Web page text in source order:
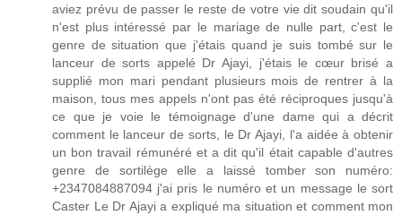
aviez prévu de passer le reste de votre vie dit soudain qu'il
n'est plus intéressé par le mariage de nulle part, c'est le
genre de situation que j'étais quand je suis tombé sur le
lanceur de sorts appelé Dr Ajayi, j'étais le cœur brisé a
supplié mon mari pendant plusieurs mois de rentrer à la
maison, tous mes appels n'ont pas été réciproques jusqu'à
ce que je voie le témoignage d'une dame qui a décrit
comment le lanceur de sorts, le Dr Ajayi, l'a aidée à obtenir
un bon travail rémunéré et a dit qu'il était capable d'autres
genre de sortilège elle a laissé tomber son numéro:
+2347084887094 j'ai pris le numéro et un message le sort
Caster Le Dr Ajayi a expliqué ma situation et comment mon